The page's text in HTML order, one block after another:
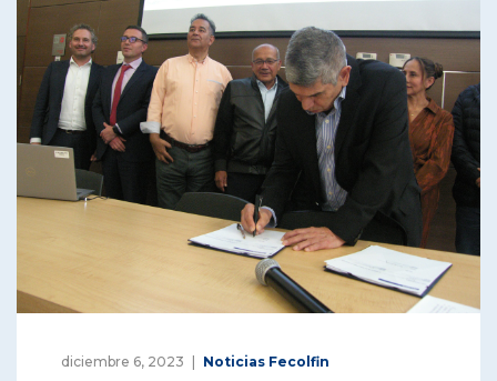
diciembre 6, 2023 Noticias Fecolfin